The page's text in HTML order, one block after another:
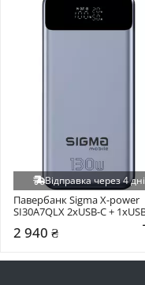
Відправка через 4 дні
Павербанк Sigma X-power
SI30A7QLX 2xUSB-C +
2 940 ₴